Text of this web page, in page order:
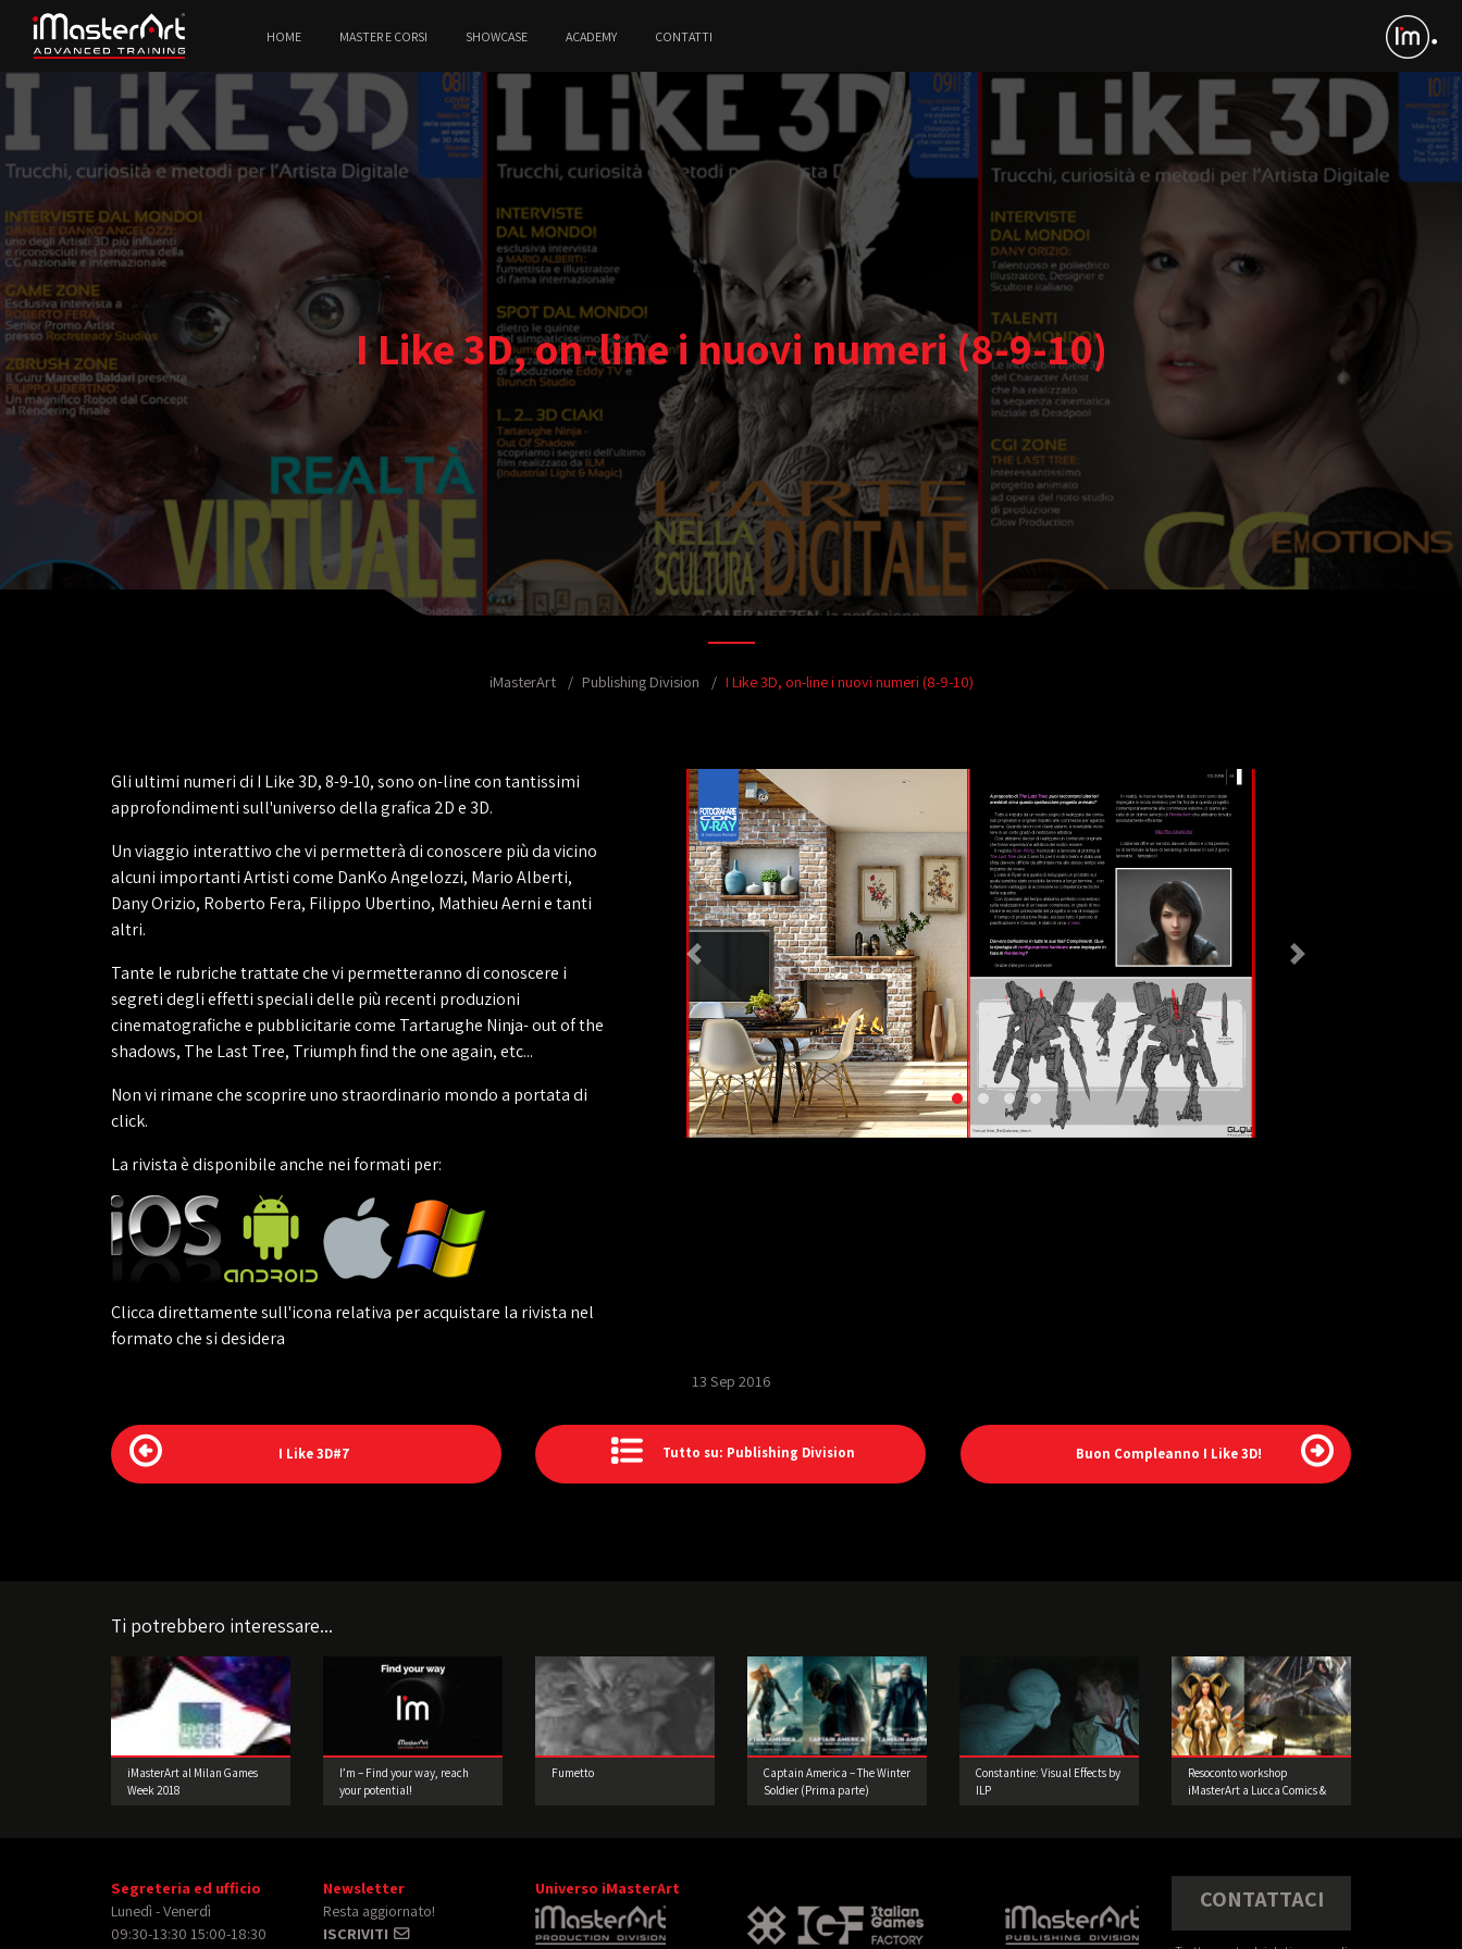
HOME MASTER E CORSI SHOWCASE ACADEMY CONTATTI
I Like 3D, on-line i nuovi numeri (8-9-10)
iMasterArt Publishing Division I Like 3D, on-line i nuovi numeri (8-9-10)
Gli ultimi numeri di I Like 3D, 8-9-10, sono on-line con tantissimi
approfondimenti sull'universo della grafica 2D e 3D.
Un viaggio interattivo che vi permetterà di conoscere più da vicino
alcuni importanti Artisti come DanKo Angelozzi, Mario Alberti,
Dany Orizio, Roberto Fera, Filippo Ubertino, Mathieu Aerni e tanti
altri.
Tante le rubriche trattate che vi permetteranno di conoscere i
segreti degli effetti speciali delle più recenti produzioni
cinematografiche e pubblicitarie come Tartarughe Ninja- out of the
shadows, The Last Tree, Triumph find the one again, etc...
Non vi rimane che scoprire uno straordinario mondo a portata di
click.
La rivista è disponibile anche nei formati per:
Clicca direttamente sull'icona relativa per acquistare la rivista nel
formato che si desidera
13 Sep 2016
I Like 3D#7 Tutto su: Publishing Division Buon Compleanno I Like 3D!
Ti potrebbero interessare...
iMasterArt al Milan Games
Week 2018
I’m – Find your way, reach
your potential!
Fumetto
Captain America – The Winter
Soldier (Prima parte)
Constantine: Visual Effects by
ILP
Resoconto workshop
iMasterArt a Lucca Comics &
Segreteria ed ufficio
Lunedì - Venerdì
09:30-13:30 15:00-18:30
Newsletter
Resta aggiornato!
ISCRIVITI
Universo iMasterArt CONTATTACI